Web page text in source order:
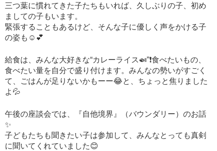
三つ葉に慣れてきた子たちもいれば、久しぶりの子、初め
ましての子もいます。
緊張することもあるけど、そんな子に優しく声をかける子
の姿も☺️💕
給食は、みんな大好きな“カレーライス🍛”❗️食べたいもの、
食べたい量を自分で盛り付けます。みんなの勢いがすごく
て、ごはんが足りないかもーー😂と、ちょっと焦りました
よ💦
午後の座談会では、『自他境界』（バウンダリー）のお話
✨
子どもたちも聞きたい子は参加して、みんなとっても真剣
に聞いてくれていました😊